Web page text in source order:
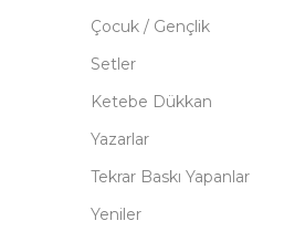
Çocuk / Gençlik
Setler
Ketebe Dükkan
Yazarlar
Tekrar Baskı Yapanlar
Yeniler